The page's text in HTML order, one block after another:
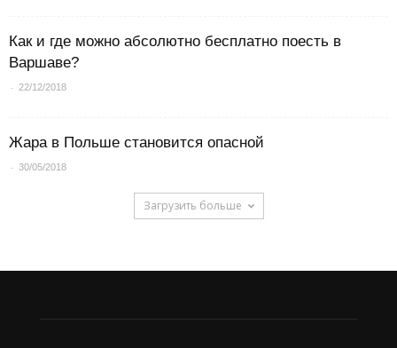
Как и где можно абсолютно бесплатно поесть в
Варшаве?
- 22/12/2018
Жара в Польше становится опасной
- 30/05/2018
Загрузить больше